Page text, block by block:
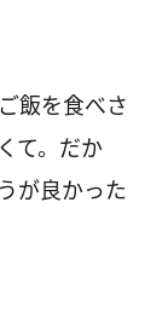
飯を食べさ
て。だか
が良かった